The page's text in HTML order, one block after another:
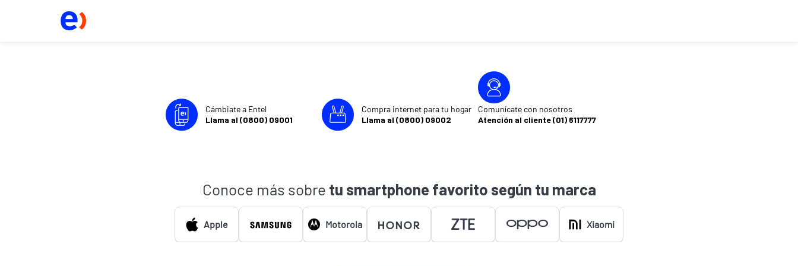
Cámbiate a Entel
Llama al (0800) 09001
Compra internet para tu hogar
Llama al (0800) 09002
Comunícate con nosotros
Atención al cliente (01) 6117777
Conoce más sobre tu smartphone favorito según tu marca
Apple Motorola Xiaomi